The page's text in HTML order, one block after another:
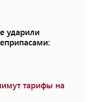
ударили
тарифы на